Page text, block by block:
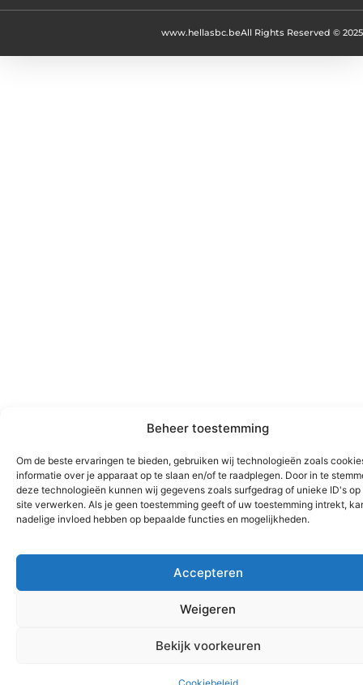
Beheer toestemming
Om de beste ervaringen te bieden, gebruiken wij technologieën zoals
informatie over je apparaat op te slaan en/of te raadplegen. Door in te
deze technologieën kunnen wij gegevens zoals surfgedrag of unieke ID's op
site verwerken. Als je geen toestemming geeft of uw toestemming intrekt,
nadelige invloed hebben op bepaalde functies en mogelijkheden.
Accepteren
Weigeren
Bekijk voorkeuren
All Rights Reserved © 2025
www.hellasbc.be